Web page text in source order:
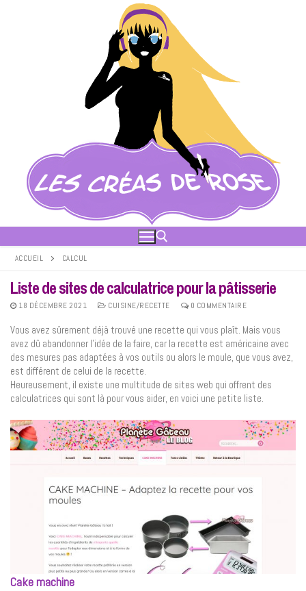
ACCUEIL CALCUL
Liste de sites de calculatrice pour la pâtisserie
18 DÉCEMBRE 2021 CUISINE/RECETTE 0 COMMENTAIRE
Vous avez sûrement déjà trouvé une recette qui vous plaît. Mais vous
avez dû abandonner l’idée de la faire, car la recette est américaine avec
des mesures pas adaptées à vos outils ou alors le moule, que vous avez,
est différent de celui de la recette.
Heureusement, il existe une multitude de sites web qui offrent des
calculatrices qui sont là pour vous aider, en voici une petite liste.
Cake machine